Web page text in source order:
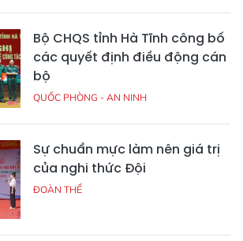
Bộ CHQS tỉnh Hà Tĩnh công bố
các quyết định điều động cán
bộ
QUỐC PHÒNG - AN NINH
Sự chuẩn mực làm nên giá trị
của nghi thức Đội
ĐOÀN THỂ